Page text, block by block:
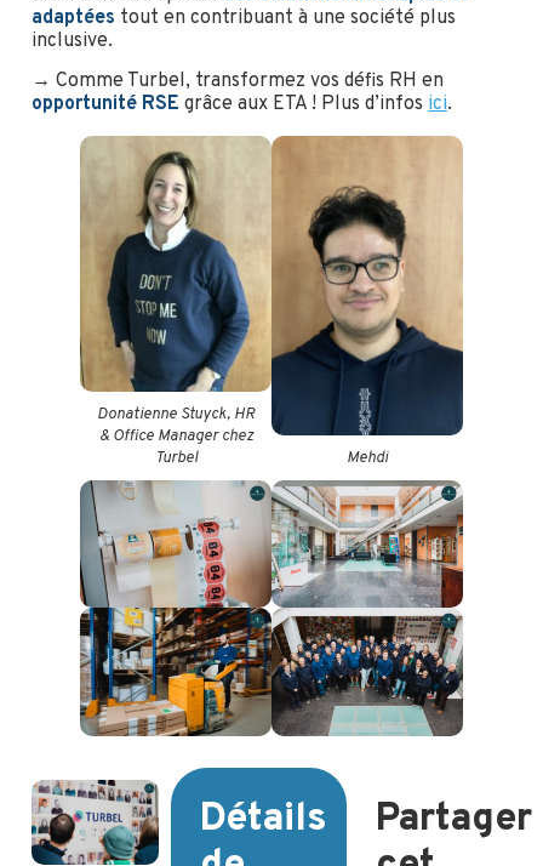
adaptées tout en contribuant à une société plus
inclusive.
→ Comme Turbel, transformez vos défis RH en
opportunité RSE grâce aux ETA ! Plus d’infos ici.
Donatienne Stuyck, HR
& Office Manager chez
Turbel
Mehdi
Détails
Partager